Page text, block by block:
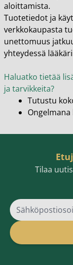
aloittamista.
Tuotetiedot ja
verkkokaupasta
unettomuus
yhteydessä
Haluatko tietää
ja tarvikkeita?
Tutustu
Tilaa